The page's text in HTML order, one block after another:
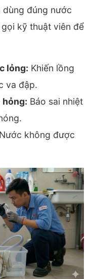
dùng đúng nước
kỹ thuật viên để
lỏng: Khiến lồng
va đập.
hỏng: Báo sai nhiệt
Nước không được